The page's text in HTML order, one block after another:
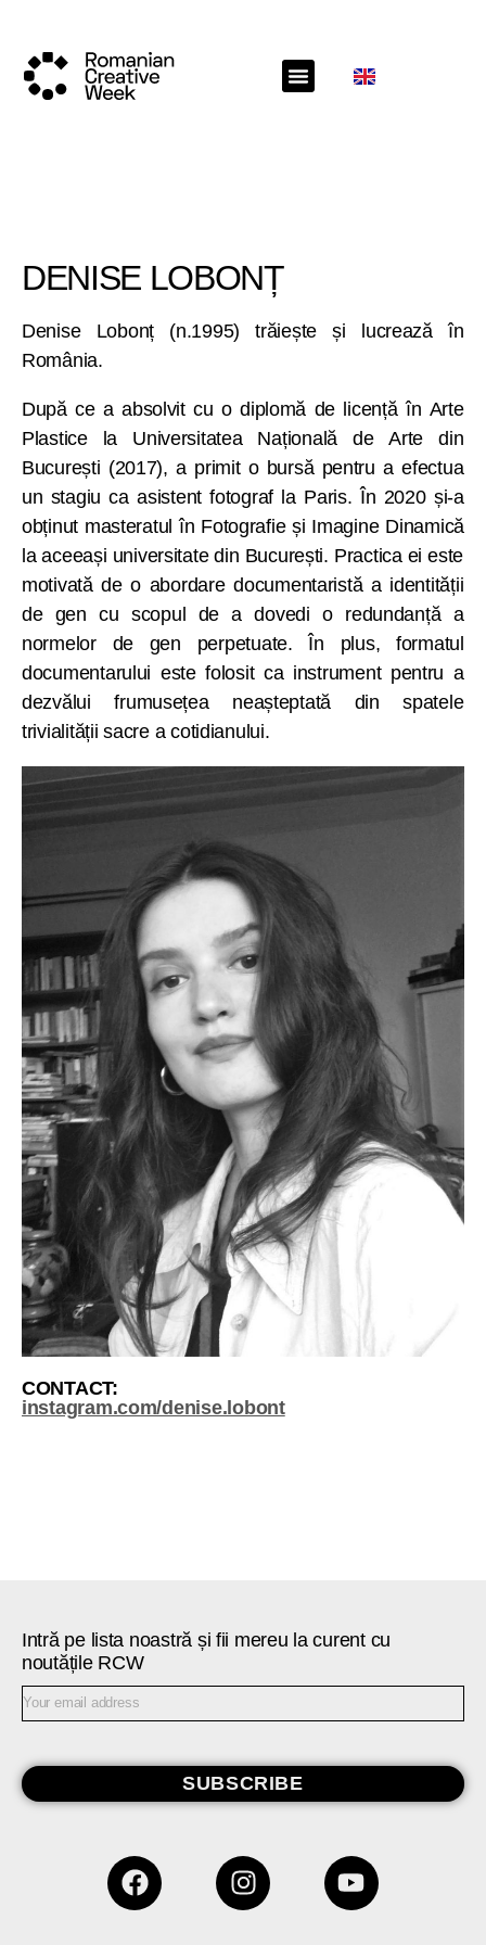
DENISE LOBONȚ
Denise Lobonț (n.1995) trăiește și lucrează în
România.
După ce a absolvit cu o diplomă de licență în Arte
Plastice la Universitatea Națională de Arte din
București (2017), a primit o bursă pentru a efectua
un stagiu ca asistent fotograf la Paris. În 2020 și-a
obținut masteratul în Fotografie și Imagine Dinamică
la aceeași universitate din București. Practica ei este
motivată de o abordare documentaristă a identității
de gen cu scopul de a dovedi o redundanță a
normelor de gen perpetuate. În plus, formatul
documentarului este folosit ca instrument pentru a
dezvălui frumusețea neașteptată din spatele
trivialității sacre a cotidianului.
CONTACT:
instagram.com/denise.lobont
Intră pe lista noastră și fii mereu la curent cu
noutățile RCW
SUBSCRIBE